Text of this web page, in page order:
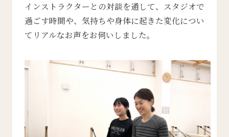
インストラクターとの対談を通して、スタジオで
過ごす時間や、気持ちや身体に起きた変化につい
てリアルなお声をお伺いしました。